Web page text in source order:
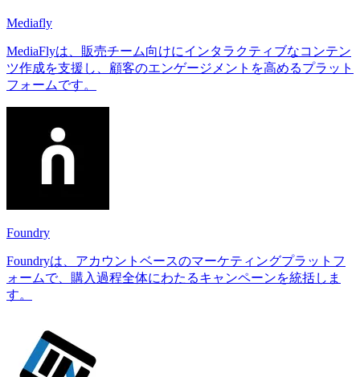
Mediafly
MediaFlyは、販売チーム向けにインタラクティブなコンテン
ツ作成を支援し、顧客のエンゲージメントを高めるプラット
フォームです。
Foundry
Foundryは、アカウントベースのマーケティングプラットフ
ォームで、購入過程全体にわたるキャンペーンを統括しま
す。